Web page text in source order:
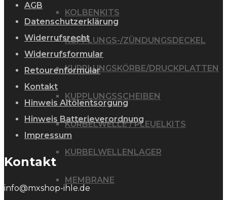
KOLBENKITS
KUPPLUNGS-/ZÜNDUNGSDECKEL
KUPPLUNGSKÖRBE/DRUCKPLATTEN
KUPPLUNGSSCHEIBEN
KURBELWELLE / PLEUELKITS
KURBELWELLENLAGER
MEMBRANE
AGB
Datenschutzerklärung
Widerrufsrecht
Widerrufsformular
Retourenformular
Kontakt
Hinweis Altölentsorgung
Hinweis Batterieverordnung
Impressum
Kontakt
info@mxshop-ihle.de